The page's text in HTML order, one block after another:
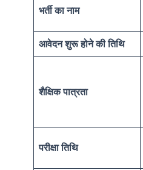
भर्ती का नाम
आवेदन शुरू होने की तिथि
शैक्षिक पात्रता
परीक्षा तिथि